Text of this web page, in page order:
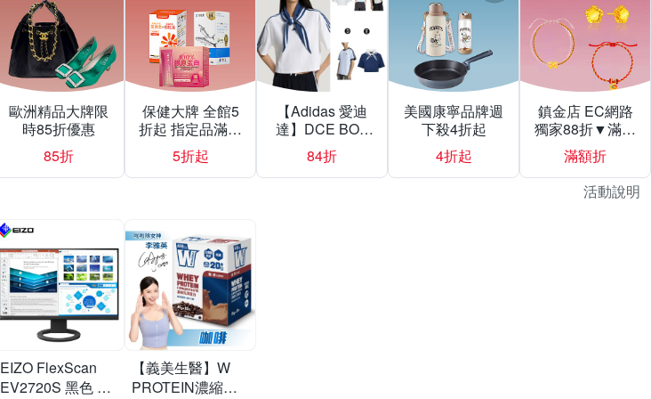
歐洲精品大牌限
時85折優惠
85折
保健大牌 全館5
折起 指定品滿額
送豪禮
5折起
【Adidas 愛迪
達】DCE BOX
TEE 短版 領巾
圓領短袖T恤 男
女 A-KZ4182 B-
84折
美國康寧品牌週
下殺4折起
4折起
鎮金店 EC網路
獨家88折▼滿額
折777
滿額折
活動說明
EIZO FlexScan
EV2720S 黑色 27
【義美生醫】W
PROTEIN濃縮乳